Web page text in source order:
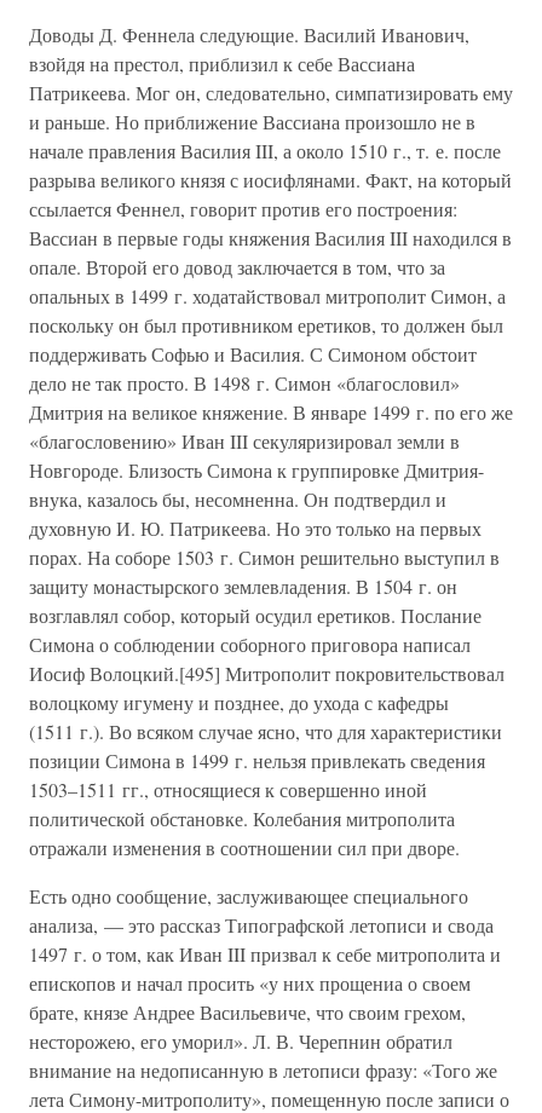
Доводы Д. Феннела следующие. Василий Иванович,
взойдя на престол, приблизил к себе Вассиана
Патрикеева. Мог он, следовательно, симпатизировать ему
и раньше. Но приближение Вассиана произошло не в
начале правления Василия III, а около 1510 г., т. е. после
разрыва великого князя с иосифлянами. Факт, на который
ссылается Феннел, говорит против его построения:
Вассиан в первые годы княжения Василия III находился в
опале. Второй его довод заключается в том, что за
опальных в 1499 г. ходатайствовал митрополит Симон, а
поскольку он был противником еретиков, то должен был
поддерживать Софью и Василия. С Симоном обстоит
дело не так просто. В 1498 г. Симон «благословил»
Дмитрия на великое княжение. В январе 1499 г. по его же
«благословению» Иван III секуляризировал земли в
Новгороде. Близость Симона к группировке Дмитрия-
внука, казалось бы, несомненна. Он подтвердил и
духовную И. Ю. Патрикеева. Но это только на первых
порах. На соборе 1503 г. Симон решительно выступил в
защиту монастырского землевладения. В 1504 г. он
возглавлял собор, который осудил еретиков. Послание
Симона о соблюдении соборного приговора написал
Иосиф Волоцкий.[495] Митрополит покровительствовал
волоцкому игумену и позднее, до ухода с кафедры
(1511 г.). Во всяком случае ясно, что для характеристики
позиции Симона в 1499 г. нельзя привлекать сведения
1503–1511 гг., относящиеся к совершенно иной
политической обстановке. Колебания митрополита
отражали изменения в соотношении сил при дворе.
Есть одно сообщение, заслуживающее специального
анализа, — это рассказ Типографской летописи и свода
1497 г. о том, как Иван III призвал к себе митрополита и
епископов и начал просить «у них прощениа о своем
брате, князе Андрее Васильевиче, что своим грехом,
несторожею, его уморил». Л. В. Черепнин обратил
внимание на недописанную в летописи фразу: «Того же
лета Симону-митрополиту», помещенную после записи о